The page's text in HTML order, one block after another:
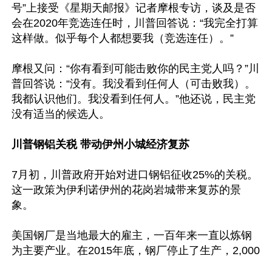
号”上接受《星期天邮报》记者摩根专访，谈及是否
会在2020年竞选连任时，川普回答说：“我完全打算
这样做。似乎每个人都想要我（竞选连任）。”
摩根又问：“你有看到可能击败你的民主党人吗？”川
普回答说：“没有。我没看到任何人（可击败我）。
我都认识他们。我没看到任何人。”他还说，民主党
没有适当的候选人。
川普钢铝关税 带动伊州小城经济复苏
7月初，川普政府开始对进口钢铝征收25%的关税。
这一政策为伊利诺伊州的花岗岩城带来复苏的景
象。
美国钢厂是当地最大的雇主，一百年来一直以炼钢
为主要产业。在2015年底，钢厂停止了生产，2,000